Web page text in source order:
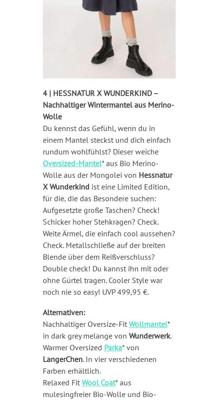
4 | HESSNATUR X WUNDERKIND –
Nachhaltiger Wintermantel aus Merino-
Wolle
Du kennst das Gefühl, wenn du in
einem Mantel steckst und dich einfach
rundum wohlfühlst? Dieser weiche
Oversized-Mantel* aus Bio Merino-
Wolle aus der Mongolei von Hessnatur
X Wunderkind ist eine Limited Edition,
für die, die das Besondere suchen:
Aufgesetzte große Taschen? Check!
Schicker hoher Stehkragen? Check.
Weite Ärmel, die einfach cool aussehen?
Check. Metallschließe auf der breiten
Blende über dem Reißverschluss?
Double check! Du kannst ihn mit oder
ohne Gürtel tragen. Cooler Style war
noch nie so easy! UVP 499,95 €.
Alternativen:
Nachhaltiger Oversize-Fit Wollmantel*
in dark grey melange von Wunderwerk.
Warmer Oversized Parka* von
LangerChen. In vier verschiedenen
Farben erhältlich.
Relaxed Fit Wool Coat* aus
mulesingfreier Bio-Wolle und Bio-